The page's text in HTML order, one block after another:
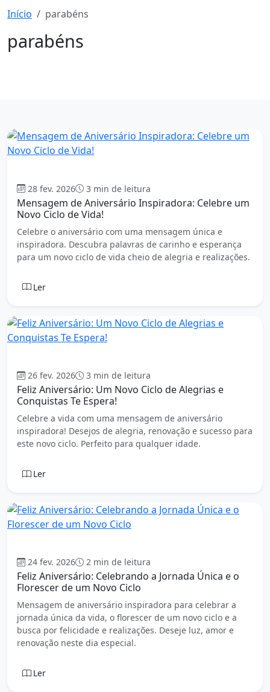
Início parabéns
parabéns
28 fev. 2026 3 min de leitura
Mensagem de Aniversário Inspiradora: Celebre um
Novo Ciclo de Vida!
Celebre o aniversário com uma mensagem única e
inspiradora. Descubra palavras de carinho e esperança
para um novo ciclo de vida cheio de alegria e realizações.
Ler
26 fev. 2026 3 min de leitura
Feliz Aniversário: Um Novo Ciclo de Alegrias e
Conquistas Te Espera!
Celebre a vida com uma mensagem de aniversário
inspiradora! Desejos de alegria, renovação e sucesso para
este novo ciclo. Perfeito para qualquer idade.
Ler
24 fev. 2026 2 min de leitura
Feliz Aniversário: Celebrando a Jornada Única e o
Florescer de um Novo Ciclo
Mensagem de aniversário inspiradora para celebrar a
jornada única da vida, o florescer de um novo ciclo e a
busca por felicidade e realizações. Deseje luz, amor e
renovação neste dia especial.
Ler